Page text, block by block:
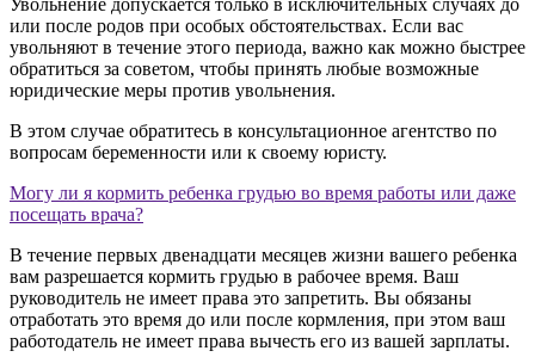
или после родов при особых обстоятельствах. Если вас
увольняют в течение этого периода, важно как можно быстрее
обратиться за советом, чтобы принять любые возможные
юридические меры против увольнения.
В этом случае обратитесь в консультационное агентство по
вопросам беременности или к своему юристу.
Могу ли я кормить ребенка грудью во время работы или даже
посещать врача?
В течение первых двенадцати месяцев жизни вашего ребенка
вам разрешается кормить грудью в рабочее время. Ваш
руководитель не имеет права это запретить. Вы обязаны
отработать это время до или после кормления, при этом ваш
работодатель не имеет права вычесть его из вашей зарплаты.